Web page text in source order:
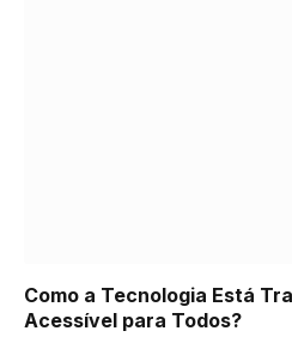
Como a Tecnologia Está
Acessível para Todos?